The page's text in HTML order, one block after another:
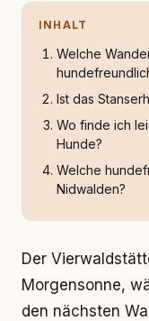
INHALT
Welche
Ist das
Wo finde ich
Hunde?
Welche
Nidwalden?
Der
Morgensonne,
den nächsten